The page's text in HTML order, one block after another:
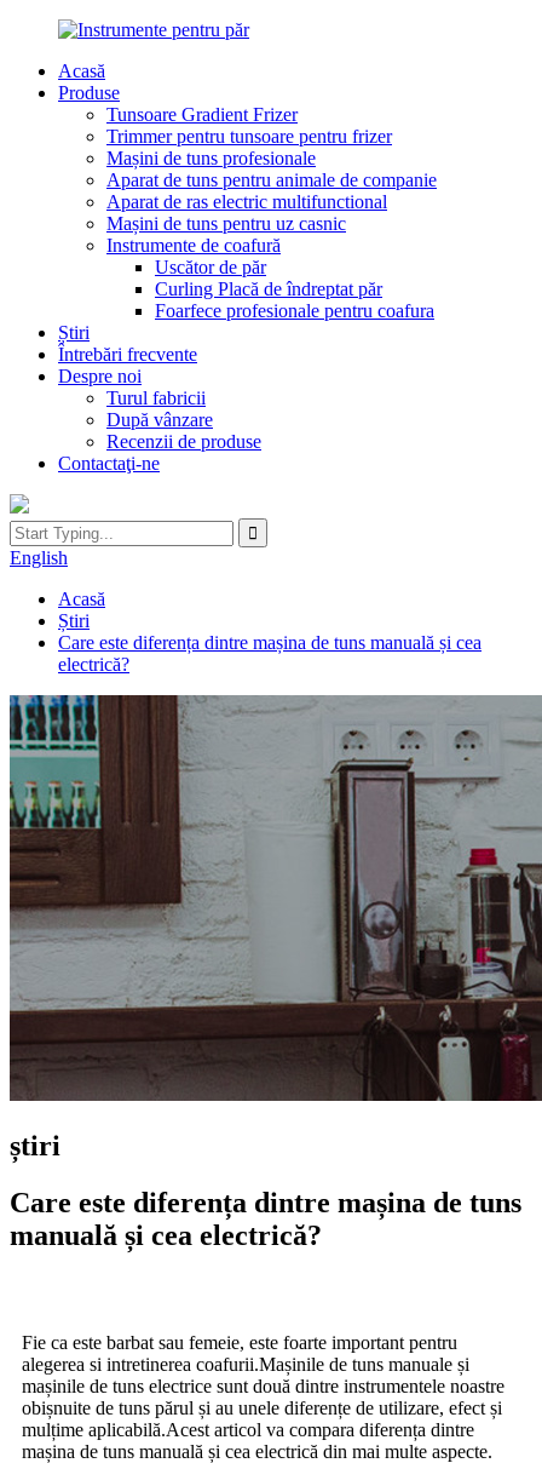
Acasă
Produse
Tunsoare Gradient Frizer
Trimmer pentru tunsoare pentru frizer
Mașini de tuns profesionale
Aparat de tuns pentru animale de companie
Aparat de ras electric multifunctional
Mașini de tuns pentru uz casnic
Instrumente de coafură
Uscător de păr
Curling Placă de îndreptat păr
Foarfece profesionale pentru coafura
Știri
Întrebări frecvente
Despre noi
Turul fabricii
După vânzare
Recenzii de produse
Contactaţi-ne
English
Acasă
Știri
Care este diferența dintre mașina de tuns manuală și cea
electrică?
știri
Care este diferența dintre mașina de tuns
manuală și cea electrică?
Fie ca este barbat sau femeie, este foarte important pentru
alegerea si intretinerea coafurii.Mașinile de tuns manuale și
mașinile de tuns electrice sunt două dintre instrumentele noastre
obișnuite de tuns părul și au unele diferențe de utilizare, efect și
mulțime aplicabilă.Acest articol va compara diferența dintre
mașina de tuns manuală și cea electrică din mai multe aspecte.